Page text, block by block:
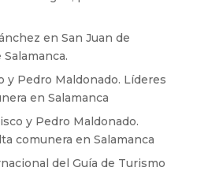
en San Juan de
y Pedro Maldonado. Líderes
en Salamanca
y Pedro Maldonado.
comunera en Salamanca
del Guía de Turismo